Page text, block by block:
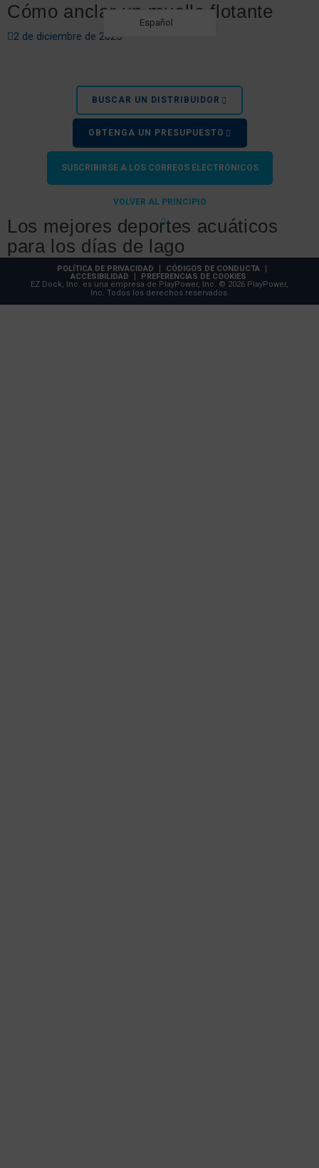
Cómo anclar un muelle flotante
2 de diciembre de 2025
Los mejores deportes acuáticos
para los días de lago
14 de febrero de 2022
Español
BUSCAR UN DISTRIBUIDOR
OBTENGA UN PRESUPUESTO
SUSCRIBIRSE A LOS CORREOS ELECTRÓNICOS
VOLVER AL PRINCIPIO
POLÍTICA DE PRIVACIDAD
CÓDIGOS DE CONDUCTA
ACCESIBILIDAD
PREFERENCIAS DE COOKIES
EZ Dock, Inc. es una empresa de PlayPower, Inc. © 2026 PlayPower,
Inc. Todos los derechos reservados.